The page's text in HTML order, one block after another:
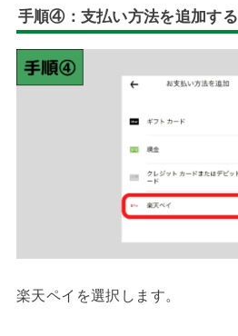
手順④：支払い方法を追加する
楽天ペイを選択します。